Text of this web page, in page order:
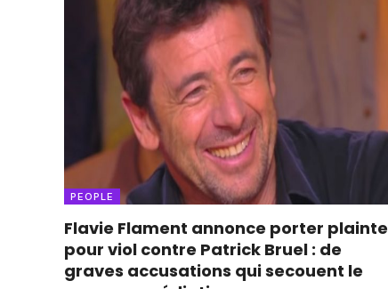
PEOPLE
Flavie Flament annonce porter plainte
pour viol contre Patrick Bruel : de
graves accusations qui secouent le